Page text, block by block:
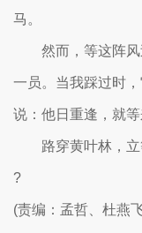
马。
然而，等这阵风
一员。当我踩过时
说：他日重逢，就等
路穿黄叶林，立
?
(责编：孟哲、杜燕